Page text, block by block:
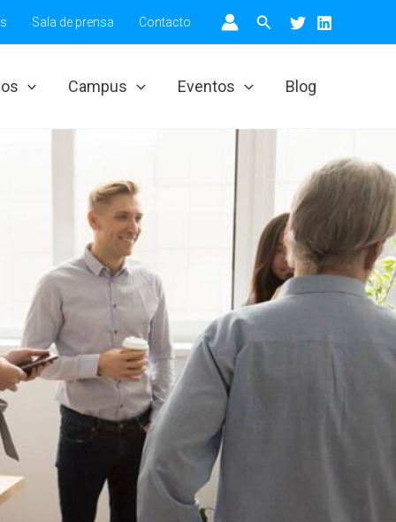
Sala de prensa Contacto Buscar
Campus Eventos Blog